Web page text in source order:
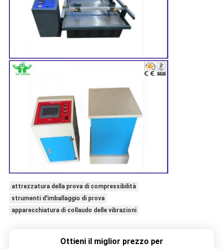
attrezzatura della prova di compressibilità
strumenti d'imballaggio di prova
apparecchiatura di collaudo delle vibrazioni
Ottieni il miglior prezzo per